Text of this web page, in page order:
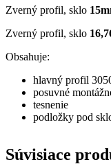
Zverný profil, sklo
Zverný profil, sklo
Obsahuje:
hlavný profil
posuvné
podložky
Súvisiace